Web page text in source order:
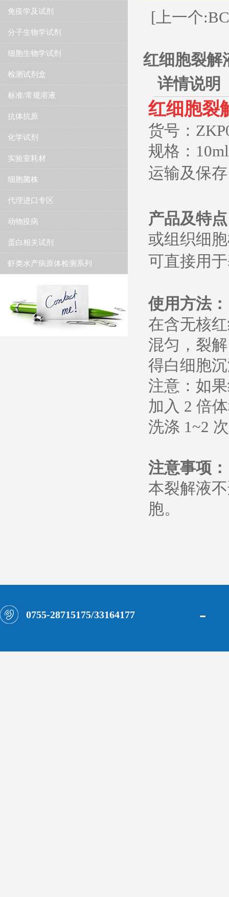
免疫学及试剂
分子生物学试剂
细胞生物学试剂
检测试剂盒
标准/常规溶液
抗体抗原
化学试剂
实验室耗材
细胞菌株
代理进口专区
动物疫病
蛋白相关试剂
虾类水产病原体检测系列
[上一个
红细胞裂解
详情说明
红细胞裂
货号：
规格：
运输及保
产品及特
或组织细
可直接用
使用方法：
在含无核
混匀，裂
得白细胞
注意：如
加入 2 倍
洗涤 1~2
注意事项：
本裂解液
胞。
0755-28715175/33164177 -